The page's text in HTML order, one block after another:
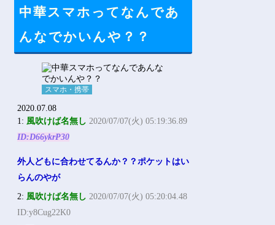
中華スマホってなんであ
んなでかいんや？？
スマホ・携帯
2020.07.08
1: 風吹けば名無し 2020/07/07(火) 05:19:36.89
ID:D66ykrP30
外人どもに合わせてるんか？？ポケットはい
らんのやが
2: 風吹けば名無し 2020/07/07(火) 05:20:04.48
ID:y8Cug22K0